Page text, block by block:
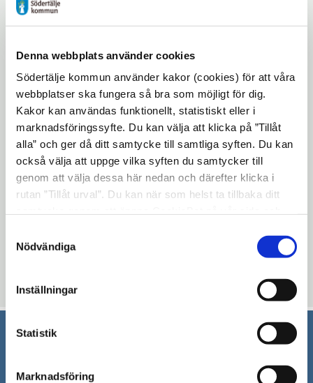
Denna webbplats använder cookies
Södertälje kommun använder kakor (cookies) för att våra
webbplatser ska fungera så bra som möjligt för dig.
Kakor kan användas funktionellt, statistiskt eller i
marknadsföringssyfte. Du kan välja att klicka på ”Tillåt
alla” och ger då ditt samtycke till samtliga syften. Du kan
också välja att uppge vilka syften du samtycker till
genom att välja dessa här nedan och därefter klicka i
rutan ”Tillåt urval”. Du kan när som helst ta tillbaka ditt
"Visa detaljer" kan du läsa om hur kakorna används och
hur vi och våra leverantörer inhämtar och behandlar
Nödvändiga
Inställningar
Statistik
Marknadsföring
ut med en julföreställning som bjuder på
allt från välkända karaktärer till
allsång. Allsången kommer pågå i cirka
Tillsammans kommer vi att mysa till det
och sjunga klassiska sånger i julens anda.
Självklart är man varmt välkommen till
allsången även om man inte firar jul, vi firar
in vintern tillsammans.
Blev du hjälpt av informationen på den här sidan?